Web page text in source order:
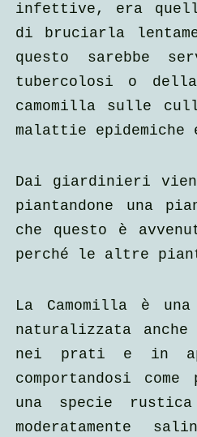
infettive, era
di bruciarla
questo sarebbe
tubercolosi o
camomilla sulle
malattie
Dai giardinieri
piantandone una
che questo è
perché le altre
La Camomilla è
naturalizzata
nei prati e in
comportandosi
una specie
moderatamente